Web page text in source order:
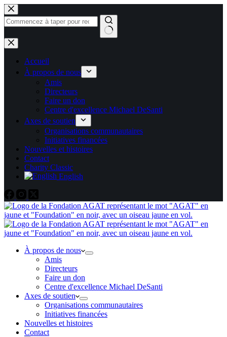
Skip
to
content
Pas
de
résultatsAccueil
À propos de nous
Amis
Directeurs
Faire un don
Centre d'excellence Michael DeSanti
Axes de soutien
Organisations communautaires
Initiatives financées
Nouvelles et histoires
Contact
Charity Classic
English
À propos de nous
Amis
Directeurs
Faire un don
Centre d'excellence Michael DeSanti
Axes de soutien
Organisations communautaires
Initiatives financées
Nouvelles et histoires
Contact